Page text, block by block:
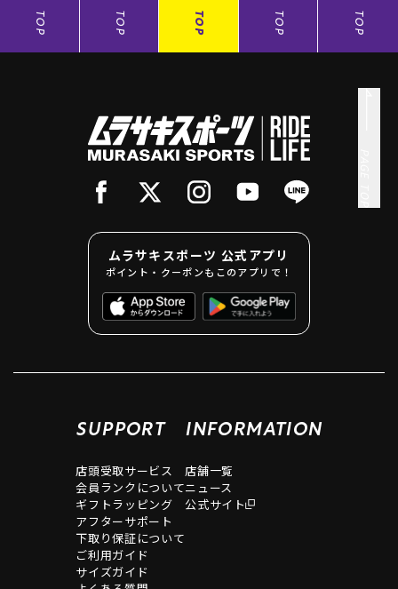
TOP TOP TOP TOP TOP
ムラサキスポーツ 公式アプリ
ポイント・クーポンもこのアプリで！
SUPPORT
店頭受取サービス
会員ランクについて
ギフトラッピング
アフターサポート
下取り保証について
ご利用ガイド
サイズガイド
INFORMATION
店舗一覧
ニュース
公式サイト